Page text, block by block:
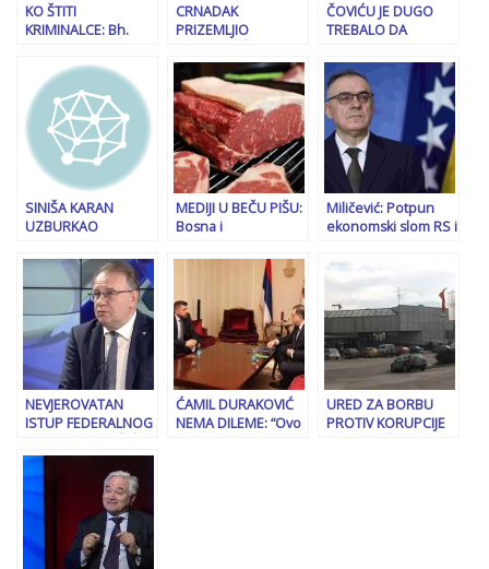
KO ŠTITI
KRIMINALCE: Bh.
kriminalu i brojnim
aferama, a
masovnih hapšenja
ni na vidiku
CRNADAK
PRIZEMLJIO
“Nakon što se na
zvaničnim
sastancima
naspavao, Crveni
Kombi kaže da ću
dobiti…”
ČOVIĆU JE DUGO
TREBALO DA
za krizu u BiH?
SINIŠA KARAN
UZBURKAO
Republike Srpske
bit će nedvosmislen
i jasan…”
MEDIJI U BEČU PIŠU:
Bosna i
obustavila uvoz
austrijskog mesa
Miličević: Potpun
ekonomski slom RS i
neko mora
odgovarati
NEVJEROVATAN
ISTUP FEDERALNOG
“Ništa ne
dogovaramo, nego
se dogovorimo da
ćemo se
dogovarati…”
ĆAMIL DURAKOVIĆ
NEMA DILEME: “Ovo
URED ZA BORBU
PROTIV KORUPCIJE